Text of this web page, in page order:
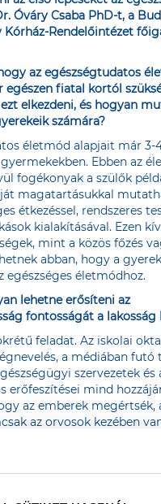
Óváry Csaba PhD-t, a
Kórház-Rendelőintézet
az egészségtudatos
egészen fiatal kortól
elkezdeni, és hogyan
számára?
életmód alapjait már 3-
Ebben az
fogékonyak a szülők
magatartásukkal
étkezéssel, rendszeres
kialakításával. Ezen
mint a közös főzés
abban, hogy a
egészséges életmódhoz.
lehetne erősíteni az
fontosságát a lakosság
feladat. Az iskolai
a médiában futó
szervezetek és
erőfeszítései mind
az emberek megértsék,
az orvosok kezében
érdekében, hogy